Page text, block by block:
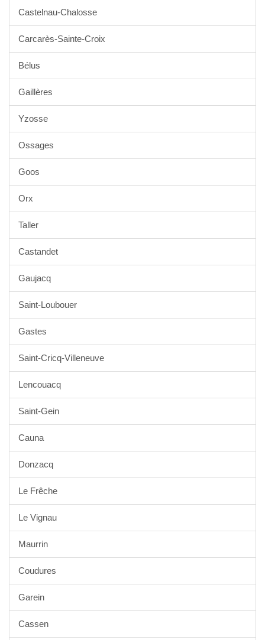
Castelnau-Chalosse
Carcarès-Sainte-Croix
Bélus
Gaillères
Yzosse
Ossages
Goos
Orx
Taller
Castandet
Gaujacq
Saint-Loubouer
Gastes
Saint-Cricq-Villeneuve
Lencouacq
Saint-Gein
Cauna
Donzacq
Le Frêche
Le Vignau
Maurrin
Coudures
Garein
Cassen